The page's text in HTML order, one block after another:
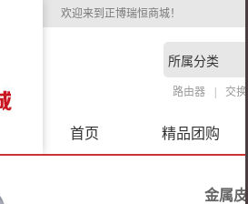
欢迎来到正博瑞恒商城！
路由器 交
首页 精品团购
金属